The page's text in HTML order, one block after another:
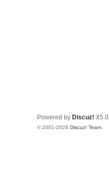
Powered by Discuz! X5.0
© 2001-2026 Discuz! Team